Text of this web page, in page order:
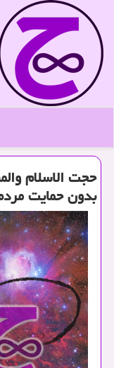
حجت الاسلام
بدون حمایت